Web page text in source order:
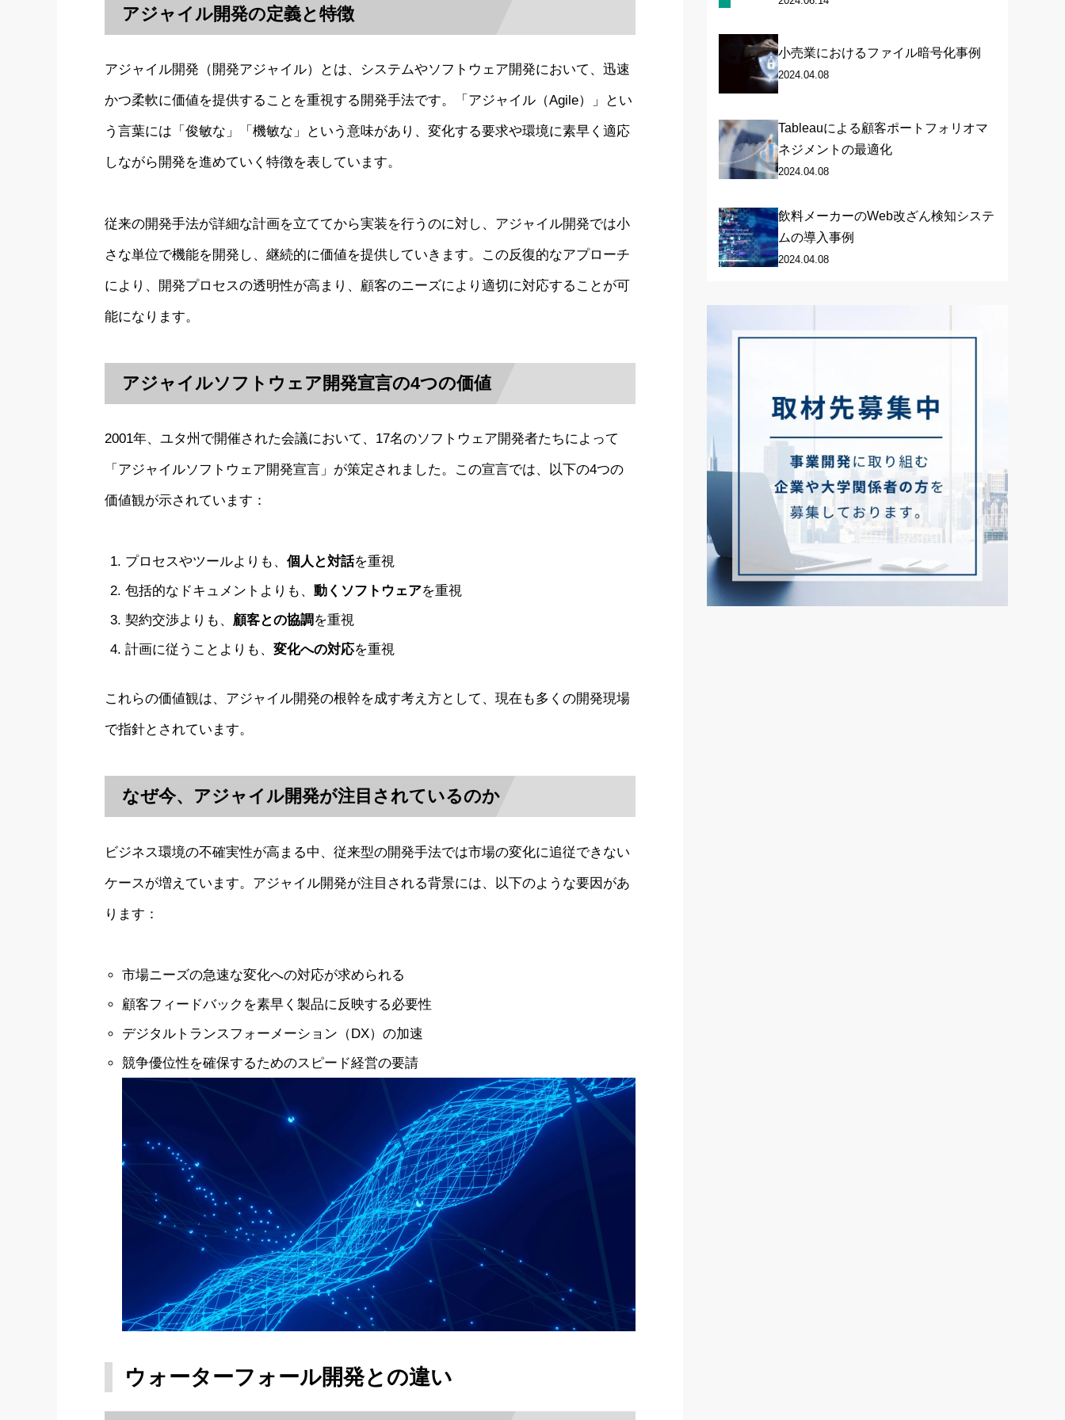
アジャイル開発の定義と特徴
アジャイル開発（開発アジャイル）とは、システムやソフトウェア開発において、迅速
かつ柔軟に価値を提供することを重視する開発手法です。「アジャイル（Agile）」とい
う言葉には「俊敏な」「機敏な」という意味があり、変化する要求や環境に素早く適応
しながら開発を進めていく特徴を表しています。
従来の開発手法が詳細な計画を立ててから実装を行うのに対し、アジャイル開発では小
さな単位で機能を開発し、継続的に価値を提供していきます。この反復的なアプローチ
により、開発プロセスの透明性が高まり、顧客のニーズにより適切に対応することが可
能になります。
アジャイルソフトウェア開発宣言の4つの価値
2001年、ユタ州で開催された会議において、17名のソフトウェア開発者たちによって
「アジャイルソフトウェア開発宣言」が策定されました。この宣言では、以下の4つの
価値観が示されています：
プロセスやツールよりも、 個人と対話を重視
包括的なドキュメントよりも、 動くソフトウェアを重視
契約交渉よりも、 顧客との協調 を重視
計画に従うことよりも、 変化への対応を重視
これらの価値観は、アジャイル開発の根幹を成す考え方として、現在も多くの開発現場
で指針とされています。
なぜ今、アジャイル開発が注目されているのか
ビジネス環境の不確実性が高まる中、従来型の開発手法では市場の変化に追従できない
ケースが増えています。アジャイル開発が注目される背景には、以下のような要因があ
ります：
市場ニーズの急速な変化への対応が求められる
顧客フィードバックを素早く製品に反映する必要性
デジタルトランスフォーメーション（DX）の加速
競争優位性を確保するためのスピード経営の要請
ウォーターフォール開発との違い
小売業におけるファイル暗号化事例
2024.04.08
Tableauによる顧客ポートフォリオマ
ネジメントの最適化
2024.04.08
飲料メーカーのWeb改ざん検知システ
ムの導入事例
2024.04.08